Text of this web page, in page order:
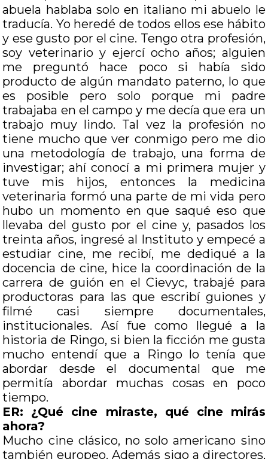
abuela hablaba solo en italiano mi abuelo le
traducía. Yo heredé de todos ellos ese hábito
y ese gusto por el cine. Tengo otra profesión,
soy veterinario y ejercí ocho años; alguien
me preguntó hace poco si había sido
producto de algún mandato paterno, lo que
es posible pero solo porque mi padre
trabajaba en el campo y me decía que era un
trabajo muy lindo. Tal vez la profesión no
tiene mucho que ver conmigo pero me dio
una metodología de trabajo, una forma de
investigar; ahí conocí a mi primera mujer y
tuve mis hijos, entonces la medicina
veterinaria formó una parte de mi vida pero
hubo un momento en que saqué eso que
llevaba del gusto por el cine y, pasados los
treinta años, ingresé al Instituto y empecé a
estudiar cine, me recibí, me dediqué a la
docencia de cine, hice la coordinación de la
carrera de guión en el Cievyc, trabajé para
productoras para las que escribí guiones y
filmé casi siempre documentales,
institucionales. Así fue como llegué a la
historia de Ringo, si bien la ficción me gusta
mucho entendí que a Ringo lo tenía que
abordar desde el documental que me
permitía abordar muchas cosas en poco
tiempo.
ER: ¿Qué cine miraste, qué cine mirás
ahora?
Mucho cine clásico, no solo americano sino
también europeo. Además sigo a directores,